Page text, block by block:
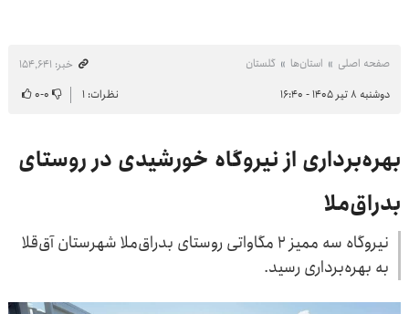
صفحه اصلی استان‌ها گلستان
خبر: ۱۵۴٬۶۴۱
دوشنبه ۸ تیر ۱۴۰۵ - ۱۶:۴۰
نظرات: ۱ ۰-۰
بهره‌برداری از نیروگاه خورشیدی در روستای
بدراق‌ملا
نیروگاه سه ممیز ۲ مگاواتی روستای بدراق‌ملا شهرستان آق‌قلا
به بهره‌برداری رسید.